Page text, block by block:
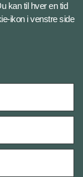
kan til hver en tid
ikon i venstre side